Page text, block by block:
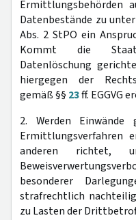
Ermittlungsbehörden
Datenbestände zu
Abs. 2 StPO ein
Kommt die
Datenlöschung
hiergegen der
gemäß §§ 23ff. EGGVG
2. Werden
Ermittlungsverfahren
anderen richtet,
besonderer
strafrechtlich
zu Lasten der